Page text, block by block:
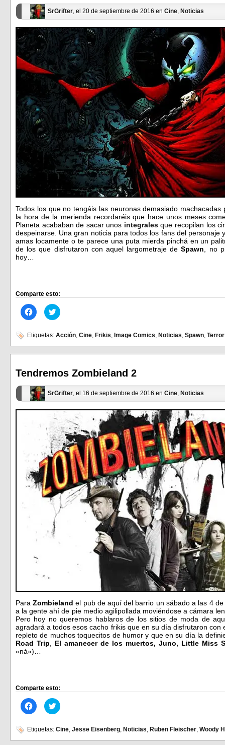
SrGrifter, el 20 de septiembre de 2016 en Cine, Noticias
Todos los que no tengáis las neuronas demasiado
la hora de la merienda recordaréis que hace unos meses
Planeta acababan de sacar unos integralesque recopilan los
despeinarse. Una gran noticia para todos los fans del personaje
amas locamente o te parece una puta mierda pinchá en un
de los que disfrutaron con aquel largometraje deSpawn, no
hoy…
Comparte esto:
Haz
clic
en
Facebook
(Se
abre
ventana
nueva)
Haz
clic
en
(Se
abre
ventana
nueva)
Etiquetas: Acción, Cine, Frikis, Image Comics, Noticias, Spawn, Terror
Tendremos Zombieland 2
SrGrifter, el 16 de septiembre de 2016 en Cine, Noticias
ParaZombieland el pub de aquí del barrio un sábado a las 4
a la gente ahí de pie medio agilipollada moviéndose a cámara
Pero hoy no queremos hablaros de los sitios de moda de
agradará a todos esos cacho frikis que en su día disfrutaron
repleto de muchos toquecitos de humor y que en su día la
Road Trip
El amanecer de los muertos, Juno, Little Miss
«ná»)…
Comparte esto:
Haz
clic
en
Facebook
(Se
Haz
clic
en
Twitter
(Se
Etiquetas: Cine, Jesse Eisenberg, Noticias, Ruben Fleischer, Woody